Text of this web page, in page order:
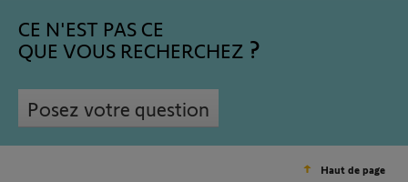
CE N'EST PAS CE
QUE VOUS RECHERCHEZ
Posez votre question
Haut de page